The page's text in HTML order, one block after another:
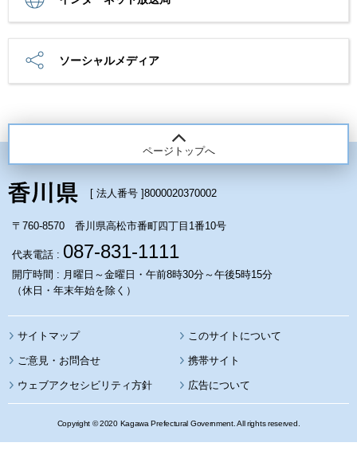
ソーシャルメディア
ページトップへ
[ 法人番号 ]8000020370002
〒760-8570 香川県高松市番町四丁目1番10号
代表電話 : 087-831-1111
開庁時間 : 月曜日～金曜日・午前8時30分～午後5時15分
（休日・年末年始を除く）
サイトマップ このサイトについて
携帯サイト
ウェブアクセシビリティ方針 広告について
Copyright © 2020 Kagawa Prefectural Government. All rights reserved.